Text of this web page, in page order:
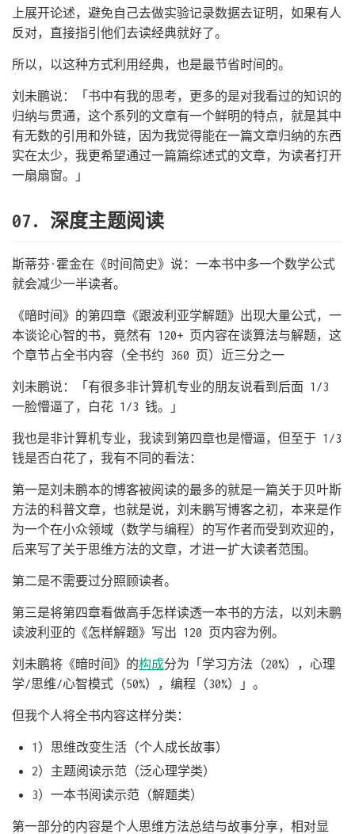
上展开论述，避免自己去做实验记录数据去证明，如果有人
反对，直接指引他们去读经典就好了。
所以，以这种方式利用经典，也是最节省时间的。
刘未鹏说：「书中有我的思考，更多的是对我看过的知识的
归纳与贯通，这个系列的文章有一个鲜明的特点，就是其中
有无数的引用和外链，因为我觉得能在一篇文章归纳的东西
实在太少，我更希望通过一篇篇综述式的文章，为读者打开
一扇扇窗。」
07. 深度主题阅读
斯蒂芬·霍金在《时间简史》说：一本书中多一个数学公式
就会减少一半读者。
《暗时间》的第四章《跟波利亚学解题》出现大量公式，一
本谈论心智的书，竟然有 120+ 页内容在谈算法与解题，这
个章节占全书内容（全书约 360 页）近三分之一
刘未鹏说：「有很多非计算机专业的朋友说看到后面 1/3
一脸懵逼了，白花 1/3 钱。」
我也是非计算机专业，我读到第四章也是懵逼，但至于 1/3
钱是否白花了，我有不同的看法：
第一是刘未鹏本的博客被阅读的最多的就是一篇关于贝叶斯
方法的科普文章，也就是说，刘未鹏写博客之初，本来是作
为一个在小众领域（数学与编程）的写作者而受到欢迎的，
后来写了关于思维方法的文章，才进一扩大读者范围。
第二是不需要过分照顾读者。
第三是将第四章看做高手怎样读透一本书的方法，以刘未鹏
读波利亚的《怎样解题》写出 120 页内容为例。
刘未鹏将《暗时间》的构成分为「学习方法（20%），心理
学/思维/心智模式（50%），编程（30%）」。
但我个人将全书内容这样分类：
1）思维改变生活（个人成长故事）
2）主题阅读示范（泛心理学类）
3）一本书阅读示范（解题类）
第一部分的内容是个人思维方法总结与故事分享，相对显